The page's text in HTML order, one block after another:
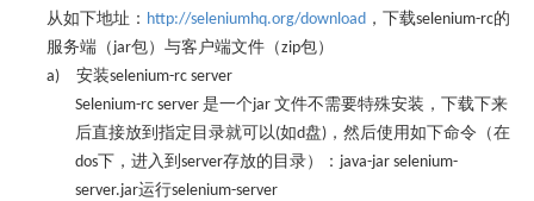
从如下地址： http://seleniumhq.org/download ，下载selenium-rc的
服务端（ jar包）与客户端文件（zip包）
a)
安装selenium-rc server
Selenium-rc server 是一个jar 文件不需要特殊安装，下载下来
后直接放到指定目录就可以(如d盘) ，然后使用如下命令（在
dos下，进入到 server存放的目录）： java-jar selenium-
server.jar运行selenium-server